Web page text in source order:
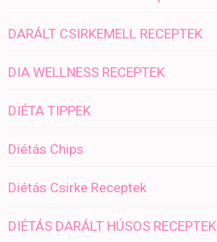
DARÁLT CSIRKEMELL RECEPTEK
DIA WELLNESS RECEPTEK
DIÉTA TIPPEK
Diétás Chips
Diétás Csirke Receptek
DIÉTÁS DARÁLT HÚSOS RECEPTEK